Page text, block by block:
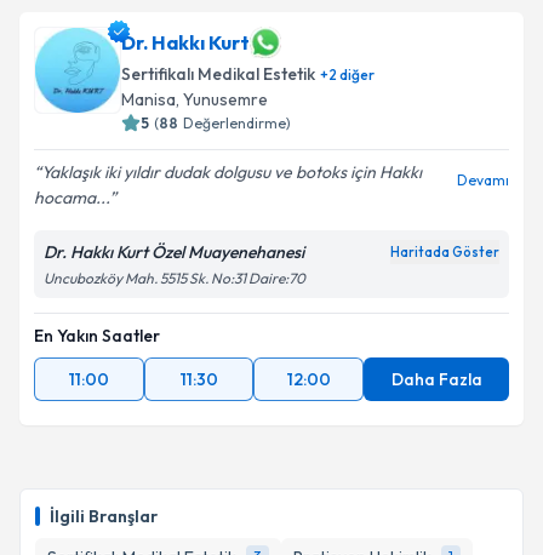
İlgili Branşlar
Dr. Hakkı Kurt
Sertifikalı Medikal Estetik +2 diğer
Manisa, Yunusemre
5 (88 Değerlendirme)
Yaklaşık iki yıldır dudak dolgusu ve botoks için Hakkı
hocama...
Devamı
Dr. Hakkı Kurt Özel Muayenehanesi Haritada Göster
Uncubozköy Mah. 5515 Sk. No:31 Daire:70
En Yakın Saatler
11:00
11:30 12:00 Daha Fazla